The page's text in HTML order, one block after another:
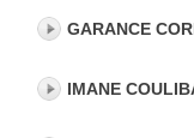
GARANCE
IMANE